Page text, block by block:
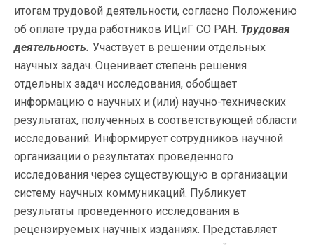
итогам трудовой деятельности, согласно Положению
об оплате труда работников ИЦиГ СО РАН. Трудовая
деятельность. Участвует в решении отдельных
научных задач. Оценивает степень решения
отдельных задач исследования, обобщает
информацию о научных и (или) научно-технических
результатах, полученных в соответствующей области
исследований. Информирует сотрудников научной
организации о результатах проведенного
исследования через существующую в организации
систему научных коммуникаций. Публикует
результаты проведенного исследования в
рецензируемых научных изданиях. Представляет